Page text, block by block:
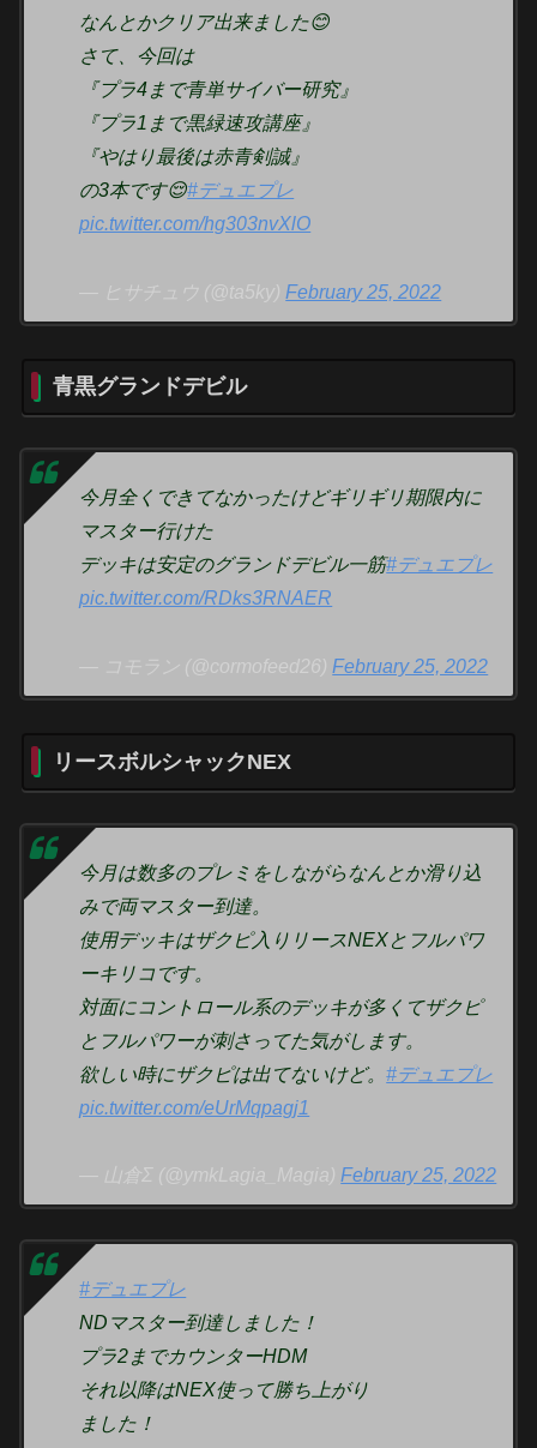
なんとかクリア出来ました😊
さて、今回は
『プラ4まで青単サイバー研究』
『プラ1まで黒緑速攻講座』
『やはり最後は赤青剣誠』
の3本です😌#デュエプレ
pic.twitter.com/hg303nvXlO
— ヒサチュウ (@ta5ky)February 25, 2022
青黒グランドデビル
今月全くできてなかったけどギリギリ期限内に
マスター行けた
デッキは安定のグランドデビル一筋#デュエプレ
pic.twitter.com/RDks3RNAER
— コモラン (@cormofeed26)February 25, 2022
リースボルシャックNEX
今月は数多のプレミをしながらなんとか滑り込
みで両マスター到達。
使用デッキはザクピ入りリースNEXとフルパワ
ーキリコです。
対面にコントロール系のデッキが多くてザクピ
とフルパワーが刺さってた気がします。
欲しい時にザクピは出てないけど。#デュエプレ
pic.twitter.com/eUrMqpagj1
— 山倉Σ (@ymkLagia_Magia)February 25, 2022
#デュエプレ
NDマスター到達しました！
プラ2までカウンターHDM
それ以降はNEX使って勝ち上がり
ました！